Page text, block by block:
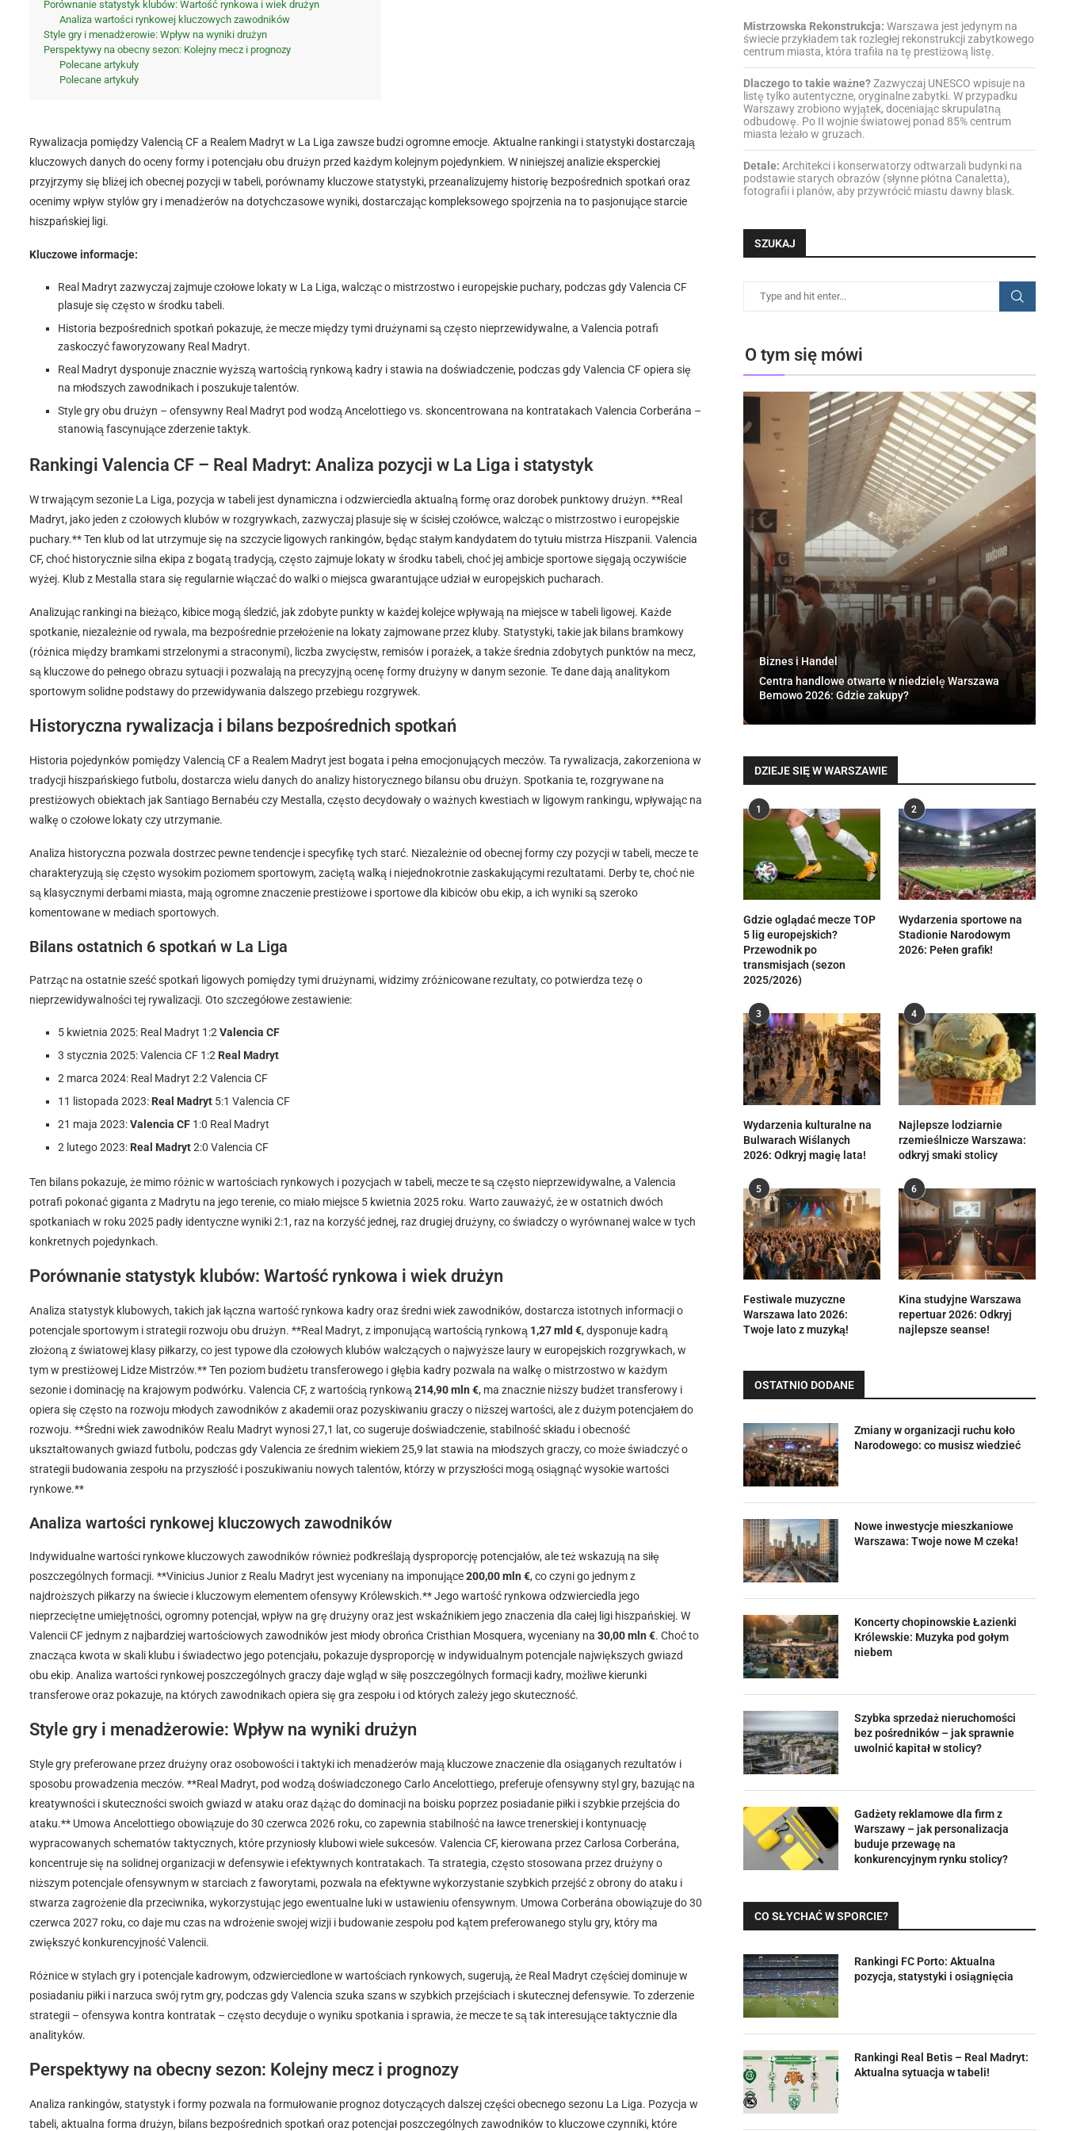
Porównanie statystyk klubów: Wartość rynkowa i wiek drużyn
Analiza wartości rynkowej kluczowych zawodników
Style gry i menadżerowie: Wpływ na wyniki drużyn
Perspektywy na obecny sezon: Kolejny mecz i prognozy
Polecane artykuły
Polecane artykuły
Rywalizacja pomiędzy Valencią CF a Realem Madryt w La Liga zawsze budzi ogromne emocje. Aktualne rankingi i statystyki dostarczają
kluczowych danych do oceny formy i potencjału obu drużyn przed każdym kolejnym pojedynkiem. W niniejszej analizie eksperckiej
przyjrzymy się bliżej ich obecnej pozycji w tabeli, porównamy kluczowe statystyki, przeanalizujemy historię bezpośrednich spotkań oraz
ocenimy wpływ stylów gry i menadżerów na dotychczasowe wyniki, dostarczając kompleksowego spojrzenia na to pasjonujące starcie
hiszpańskiej ligi.
Kluczowe informacje:
Real Madryt zazwyczaj zajmuje czołowe lokaty w La Liga, walcząc o mistrzostwo i europejskie puchary, podczas gdy Valencia CF
plasuje się często w środku tabeli.
Historia bezpośrednich spotkań pokazuje, że mecze między tymi drużynami są często nieprzewidywalne, a Valencia potrafi
zaskoczyć faworyzowany Real Madryt.
Real Madryt dysponuje znacznie wyższą wartością rynkową kadry i stawia na doświadczenie, podczas gdy Valencia CF opiera się
na młodszych zawodnikach i poszukuje talentów.
Style gry obu drużyn – ofensywny Real Madryt pod wodzą Ancelottiego vs. skoncentrowana na kontratakach Valencia Corberána –
stanowią fascynujące zderzenie taktyk.
Rankingi Valencia CF – Real Madryt: Analiza pozycji w La Liga i statystyk
W trwającym sezonie La Liga, pozycja w tabeli jest dynamiczna i odzwierciedla aktualną formę oraz dorobek punktowy drużyn. **Real
Madryt, jako jeden z czołowych klubów w rozgrywkach, zazwyczaj plasuje się w ścisłej czołówce, walcząc o mistrzostwo i europejskie
puchary.** Ten klub od lat utrzymuje się na szczycie ligowych rankingów, będąc stałym kandydatem do tytułu mistrza Hiszpanii. Valencia
CF, choć historycznie silna ekipa z bogatą tradycją, często zajmuje lokaty w środku tabeli, choć jej ambicje sportowe sięgają oczywiście
wyżej. Klub z Mestalla stara się regularnie włączać do walki o miejsca gwarantujące udział w europejskich pucharach.
Analizując rankingi na bieżąco, kibice mogą śledzić, jak zdobyte punkty w każdej kolejce wpływają na miejsce w tabeli ligowej. Każde
spotkanie, niezależnie od rywala, ma bezpośrednie przełożenie na lokaty zajmowane przez kluby. Statystyki, takie jak bilans bramkowy
(różnica między bramkami strzelonymi a straconymi), liczba zwycięstw, remisów i porażek, a także średnia zdobytych punktów na mecz,
są kluczowe do pełnego obrazu sytuacji i pozwalają na precyzyjną ocenę formy drużyny w danym sezonie. Te dane dają analitykom
sportowym solidne podstawy do przewidywania dalszego przebiegu rozgrywek.
Historyczna rywalizacja i bilans bezpośrednich spotkań
Historia pojedynków pomiędzy Valencią CF a Realem Madryt jest bogata i pełna emocjonujących meczów. Ta rywalizacja, zakorzeniona w
tradycji hiszpańskiego futbolu, dostarcza wielu danych do analizy historycznego bilansu obu drużyn. Spotkania te, rozgrywane na
prestiżowych obiektach jak Santiago Bernabéu czy Mestalla, często decydowały o ważnych kwestiach w ligowym rankingu, wpływając na
walkę o czołowe lokaty czy utrzymanie.
Analiza historyczna pozwala dostrzec pewne tendencje i specyfikę tych starć. Niezależnie od obecnej formy czy pozycji w tabeli, mecze te
charakteryzują się często wysokim poziomem sportowym, zaciętą walką i niejednokrotnie zaskakującymi rezultatami. Derby te, choć nie
są klasycznymi derbami miasta, mają ogromne znaczenie prestiżowe i sportowe dla kibiców obu ekip, a ich wyniki są szeroko
komentowane w mediach sportowych.
Bilans ostatnich 6 spotkań w La Liga
Patrząc na ostatnie sześć spotkań ligowych pomiędzy tymi drużynami, widzimy zróżnicowane rezultaty, co potwierdza tezę o
nieprzewidywalności tej rywalizacji. Oto szczegółowe zestawienie:
5 kwietnia 2025: Real Madryt 1:2Valencia CF
3 stycznia 2025: Valencia CF 1:2 Real Madryt
2 marca 2024: Real Madryt 2:2 Valencia CF
11 listopada 2023: Real Madryt 5:1 Valencia CF
21 maja 2023:Valencia CF 1:0 Real Madryt
2 lutego 2023: Real Madryt2:0 Valencia CF
Ten bilans pokazuje, że mimo różnic w wartościach rynkowych i pozycjach w tabeli, mecze te są często nieprzewidywalne, a Valencia
potrafi pokonać giganta z Madrytu na jego terenie, co miało miejsce 5 kwietnia 2025 roku. Warto zauważyć, że w ostatnich dwóch
spotkaniach w roku 2025 padły identyczne wyniki 2:1, raz na korzyść jednej, raz drugiej drużyny, co świadczy o wyrównanej walce w tych
konkretnych pojedynkach.
Porównanie statystyk klubów: Wartość rynkowa i wiek drużyn
Analiza statystyk klubowych, takich jak łączna wartość rynkowa kadry oraz średni wiek zawodników, dostarcza istotnych informacji o
potencjale sportowym i strategii rozwoju obu drużyn. **Real Madryt, z imponującą wartością rynkową 1,27 mld €, dysponuje kadrą
złożoną z światowej klasy piłkarzy, co jest typowe dla czołowych klubów walczących o najwyższe laury w europejskich rozgrywkach, w
tym w prestiżowej Lidze Mistrzów.** Ten poziom budżetu transferowego i głębia kadry pozwala na walkę o mistrzostwo w każdym
sezonie i dominację na krajowym podwórku. Valencia CF, z wartością rynkową214,90 mln €, ma znacznie niższy budżet transferowy i
opiera się często na rozwoju młodych zawodników z akademii oraz pozyskiwaniu graczy o niższej wartości, ale z dużym potencjałem do
rozwoju. **Średni wiek zawodników Realu Madryt wynosi 27,1 lat, co sugeruje doświadczenie, stabilność składu i obecność
ukształtowanych gwiazd futbolu, podczas gdy Valencia ze średnim wiekiem 25,9 lat stawia na młodszych graczy, co może świadczyć o
strategii budowania zespołu na przyszłość i poszukiwaniu nowych talentów, którzy w przyszłości mogą osiągnąć wysokie wartości
rynkowe.**
Analiza wartości rynkowej kluczowych zawodników
Indywidualne wartości rynkowe kluczowych zawodników również podkreślają dysproporcję potencjałów, ale też wskazują na siłę
poszczególnych formacji. **Vinicius Junior z Realu Madryt jest wyceniany na imponujące200,00 mln €, co czyni go jednym z
najdroższych piłkarzy na świecie i kluczowym elementem ofensywy Królewskich.** Jego wartość rynkowa odzwierciedla jego
nieprzeciętne umiejętności, ogromny potencjał, wpływ na grę drużyny oraz jest wskaźnikiem jego znaczenia dla całej ligi hiszpańskiej. W
Valencii CF jednym z najbardziej wartościowych zawodników jest młody obrońca Cristhian Mosquera, wyceniany na 30,00 mln €. Choć to
znacząca kwota w skali klubu i świadectwo jego potencjału, pokazuje dysproporcję w indywidualnym potencjale największych gwiazd
obu ekip. Analiza wartości rynkowej poszczególnych graczy daje wgląd w siłę poszczególnych formacji kadry, możliwe kierunki
transferowe oraz pokazuje, na których zawodnikach opiera się gra zespołu i od których zależy jego skuteczność.
Style gry i menadżerowie: Wpływ na wyniki drużyn
Style gry preferowane przez drużyny oraz osobowości i taktyki ich menadżerów mają kluczowe znaczenie dla osiąganych rezultatów i
sposobu prowadzenia meczów. **Real Madryt, pod wodzą doświadczonego Carlo Ancelottiego, preferuje ofensywny styl gry, bazując na
kreatywności i skuteczności swoich gwiazd w ataku oraz dążąc do dominacji na boisku poprzez posiadanie piłki i szybkie przejścia do
ataku.** Umowa Ancelottiego obowiązuje do 30 czerwca 2026 roku, co zapewnia stabilność na ławce trenerskiej i kontynuację
wypracowanych schematów taktycznych, które przyniosły klubowi wiele sukcesów. Valencia CF, kierowana przez Carlosa Corberána,
koncentruje się na solidnej organizacji w defensywie i efektywnych kontratakach. Ta strategia, często stosowana przez drużyny o
niższym potencjale ofensywnym w starciach z faworytami, pozwala na efektywne wykorzystanie szybkich przejść z obrony do ataku i
stwarza zagrożenie dla przeciwnika, wykorzystując jego ewentualne luki w ustawieniu ofensywnym. Umowa Corberána obowiązuje do 30
czerwca 2027 roku, co daje mu czas na wdrożenie swojej wizji i budowanie zespołu pod kątem preferowanego stylu gry, który ma
zwiększyć konkurencyjność Valencii.
Różnice w stylach gry i potencjale kadrowym, odzwierciedlone w wartościach rynkowych, sugerują, że Real Madryt częściej dominuje w
posiadaniu piłki i narzuca swój rytm gry, podczas gdy Valencia szuka szans w szybkich przejściach i skutecznej defensywie. To zderzenie
strategii – ofensywa kontra kontratak – często decyduje o wyniku spotkania i sprawia, że mecze te są tak interesujące taktycznie dla
analityków.
Perspektywy na obecny sezon: Kolejny mecz i prognozy
Analiza rankingów, statystyk i formy pozwala na formułowanie prognoz dotyczących dalszej części obecnego sezonu La Liga. Pozycja w
tabeli, aktualna forma drużyn, bilans bezpośrednich spotkań oraz potencjał poszczególnych zawodników to kluczowe czynniki, które
Mistrzowska Rekonstrukcja: Warszawa jest jedynym na
świecie przykładem tak rozległej rekonstrukcji zabytkowego
centrum miasta, która trafiła na tę prestiżową listę.
Dlaczego to takie ważne?Zazwyczaj UNESCO wpisuje na
listę tylko autentyczne, oryginalne zabytki. W przypadku
Warszawy zrobiono wyjątek, doceniając skrupulatną
odbudowę. Po II wojnie światowej ponad 85% centrum
miasta leżało w gruzach.
Detale: Architekci i konserwatorzy odtwarzali budynki na
podstawie starych obrazów (słynne płótna Canaletta),
fotografii i planów, aby przywrócić miastu dawny blask.
SZUKAJ
O tym się mówi
Biznes i Handel
Centra handlowe otwarte w niedzielę Warszawa
Bemowo 2026: Gdzie zakupy?
DZIEJE SIĘ W WARSZAWIE
1
Gdzie oglądać mecze TOP
5 lig europejskich?
Przewodnik po
transmisjach (sezon
2025/2026)
2
Wydarzenia sportowe na
Stadionie Narodowym
2026: Pełen grafik!
3
Wydarzenia kulturalne na
Bulwarach Wiślanych
2026: Odkryj magię lata!
4
Najlepsze lodziarnie
rzemieślnicze Warszawa:
odkryj smaki stolicy
5
Festiwale muzyczne
Warszawa lato 2026:
Twoje lato z muzyką!
6
Kina studyjne Warszawa
repertuar 2026: Odkryj
najlepsze seanse!
OSTATNIO DODANE
Zmiany w organizacji ruchu koło
Narodowego: co musisz wiedzieć
Nowe inwestycje mieszkaniowe
Warszawa: Twoje nowe M czeka!
Koncerty chopinowskie Łazienki
Królewskie: Muzyka pod gołym
niebem
Szybka sprzedaż nieruchomości
bez pośredników – jak sprawnie
uwolnić kapitał w stolicy?
Gadżety reklamowe dla firm z
Warszawy – jak personalizacja
buduje przewagę na
konkurencyjnym rynku stolicy?
CO SŁYCHAĆ W SPORCIE?
Rankingi FC Porto: Aktualna
pozycja, statystyki i osiągnięcia
Rankingi Real Betis – Real Madryt:
Aktualna sytuacja w tabeli!